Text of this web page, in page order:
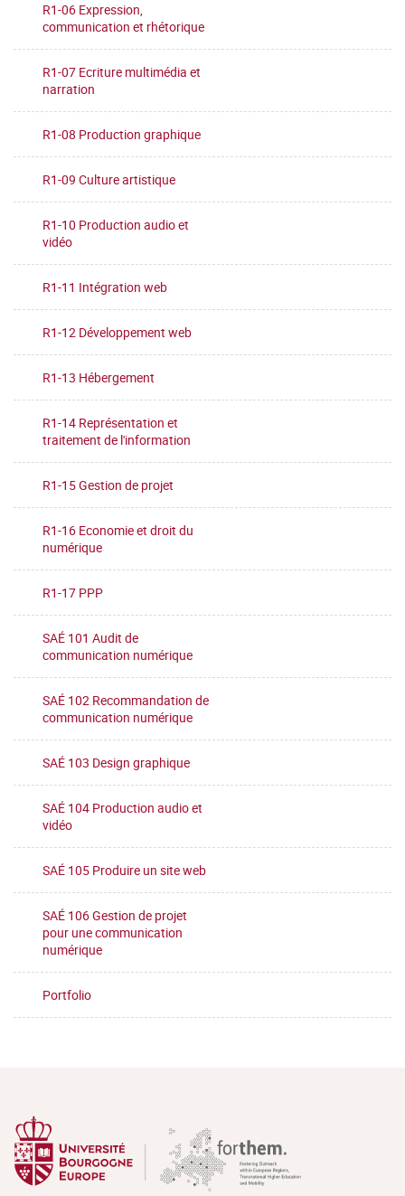
R1-06 Expression,
communication et rhétorique
R1-07 Ecriture multimédia et
narration
R1-08 Production graphique
R1-09 Culture artistique
R1-10 Production audio et
vidéo
R1-11 Intégration web
R1-12 Développement web
R1-13 Hébergement
R1-14 Représentation et
traitement de l'information
R1-15 Gestion de projet
R1-16 Economie et droit du
numérique
R1-17 PPP
SAÉ 101 Audit de
communication numérique
SAÉ 102 Recommandation de
communication numérique
SAÉ 103 Design graphique
SAÉ 104 Production audio et
vidéo
SAÉ 105 Produire un site web
SAÉ 106 Gestion de projet
pour une communication
numérique
Portfolio